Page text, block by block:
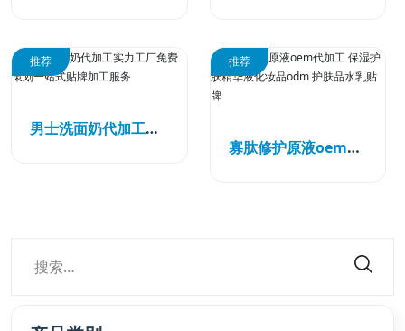
推荐
男士洗面奶代加工实力工厂免费策划一站式贴牌加工服务
推荐
寡肽修护原液oem代加工 保湿护肤精华液化妆品odm 护肤品水乳贴牌